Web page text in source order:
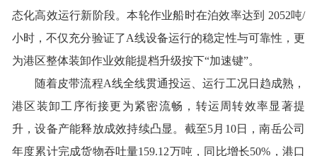
态化高效运行新阶段。本轮作业船时在泊效率达到 2052吨/
小时，不仅充分验证了A线设备运行的稳定性与可靠性，更
为港区整体装卸作业效能提档升级按下“加速键”。
随着皮带流程A线全线贯通投运、运行工况日趋成熟，
港区装卸工序衔接更为紧密流畅，转运周转效率显著提
升，设备产能释放成效持续凸显。截至5月10日，南岳公司
年度累计完成货物吞吐量159.12万吨，同比增长50%，港口